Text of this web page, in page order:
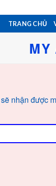
TRANG CHỦ
MY
nhận được